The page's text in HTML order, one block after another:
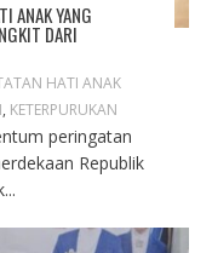
ANAK YANG
DARI
HATI ANAK
, KETERPURUKAN
peringatan
Republik